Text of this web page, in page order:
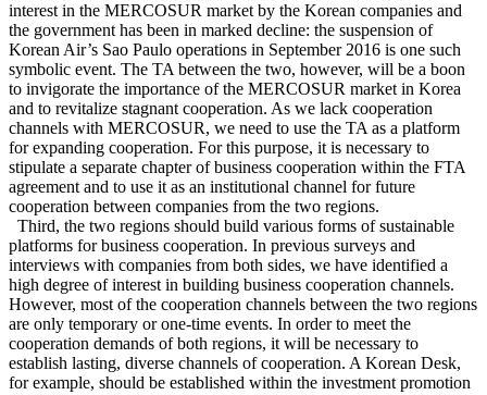
interest in the MERCOSUR market by the Korean companies and
the government has been in marked decline: the suspension of
Korean Air’s Sao Paulo operations in September 2016 is one such
symbolic event. The TA between the two, however, will be a boon
to invigorate the importance of the MERCOSUR market in Korea
and to revitalize stagnant cooperation. As we lack cooperation
channels with MERCOSUR, we need to use the TA as a platform
for expanding cooperation. For this purpose, it is necessary to
stipulate a separate chapter of business cooperation within the FTA
agreement and to use it as an institutional channel for future
cooperation between companies from the two regions.
Third, the two regions should build various forms of sustainable
platforms for business cooperation. In previous surveys and
interviews with companies from both sides, we have identified a
high degree of interest in building business cooperation channels.
However, most of the cooperation channels between the two regions
are only temporary or one-time events. In order to meet the
cooperation demands of both regions, it will be necessary to
establish lasting, diverse channels of cooperation. A Korean Desk,
for example, should be established within the investment promotion